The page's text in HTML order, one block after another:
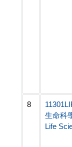
8
生命科
Life